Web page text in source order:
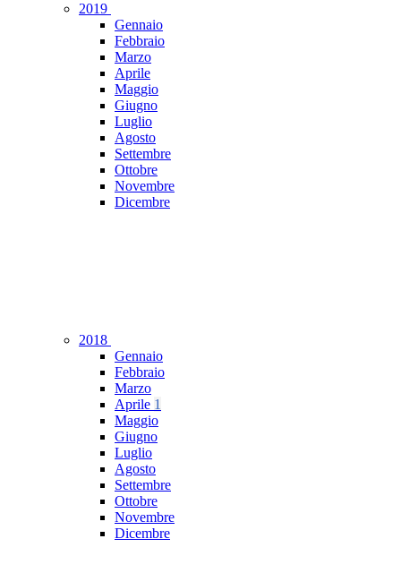
2019
Gennaio
Febbraio
Marzo
Aprile
Maggio
Giugno
Luglio
Agosto
Settembre
Ottobre
Novembre
Dicembre
2018
Gennaio
Febbraio
Marzo
Aprile 1
Maggio
Giugno
Luglio
Agosto
Settembre
Ottobre
Novembre
Dicembre